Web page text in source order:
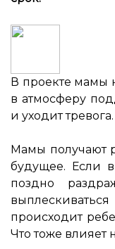
В проекте мамы
в атмосферу
и уходит тревога.
Мамы получают
будущее. Если
поздно
происходит
Что тоже влияет